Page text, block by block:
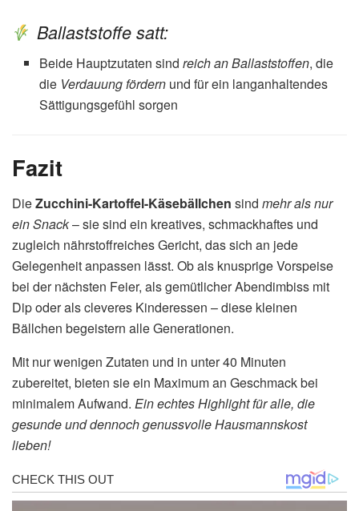
Ballaststoffe satt:
Beide Hauptzutaten sindreich an Ballaststoffen, die
die Verdauung fördern und für ein langanhaltendes
Sättigungsgefühl sorgen
Fazit
DieZucchini-Kartoffel-Käsebällchen sind mehr als nur
ein Snack– sie sind ein kreatives, schmackhaftes und
zugleich nährstoffreiches Gericht, das sich an jede
Gelegenheit anpassen lässt. Ob als knusprige Vorspeise
bei der nächsten Feier, als gemütlicher Abendimbiss mit
Dip oder als cleveres Kinderessen – diese kleinen
Bällchen begeistern alle Generationen.
Mit nur wenigen Zutaten und in unter 40 Minuten
zubereitet, bieten sie ein Maximum an Geschmack bei
minimalem Aufwand. Ein echtes Highlight für alle, die
gesunde und dennoch genussvolle Hausmannskost
lieben!